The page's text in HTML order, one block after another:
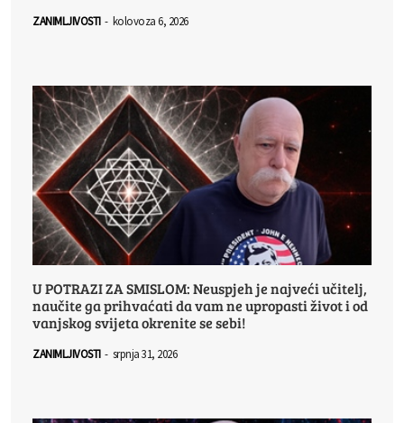
ZANIMLJIVOSTI - kolovoza 6, 2026
U POTRAZI ZA SMISLOM: Neuspjeh je najveći učitelj,
naučite ga prihvaćati da vam ne upropasti život i od
vanjskog svijeta okrenite se sebi!
ZANIMLJIVOSTI - srpnja 31, 2026